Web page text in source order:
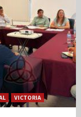
VICTORIA